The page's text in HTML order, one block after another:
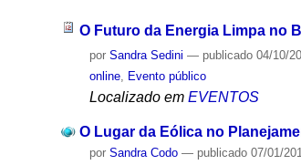
O Futuro da Energia Limpa no
porSandra Sedini — publicado 04/10/
online Evento público
Localizado em EVENTOS
O Lugar da Eólica no
porSandra Codo — publicado 07/01/